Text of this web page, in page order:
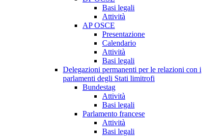
Basi legali
Attività
AP OSCE
Presentazione
Calendario
Attività
Basi legali
Delegazioni permanenti per le relazioni con i
parlamenti degli Stati limitrofi
Bundestag
Attività
Basi legali
Parlamento francese
Attività
Basi legali